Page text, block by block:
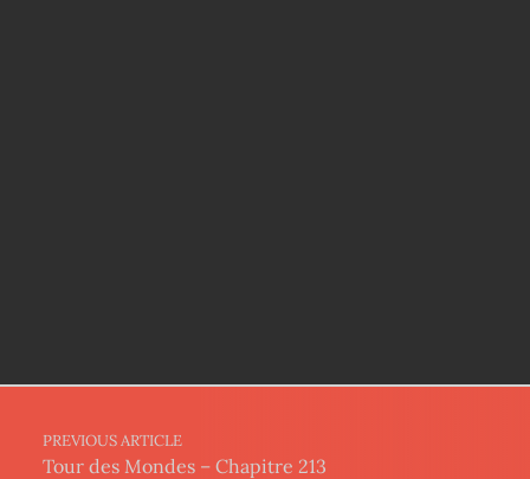
Post navigation
PREVIOUS ARTICLE
Tour des Mondes – Chapitre 213